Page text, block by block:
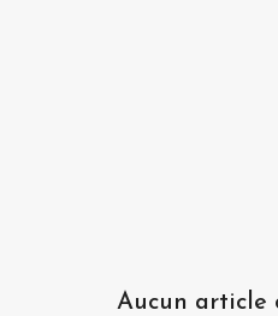
Aucun article